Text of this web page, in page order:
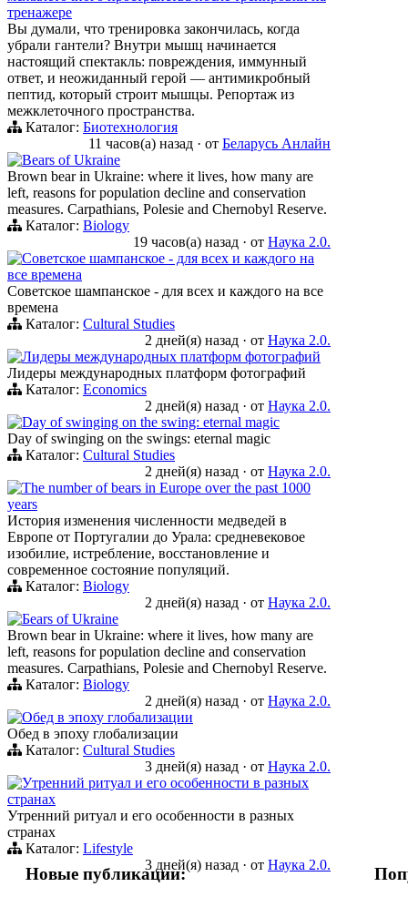
тренажере
Вы думали, что тренировка закончилась, когда
убрали гантели? Внутри мышц начинается
настоящий спектакль: повреждения, иммунный
ответ, и неожиданный герой — антимикробный
пептид, который строит мышцы. Репортаж из
межклеточного пространства.
Каталог: Биотехнология
11 часов(а) назад · от Беларусь Анлайн
Bears of Ukraine
Brown bear in Ukraine: where it lives, how many are
left, reasons for population decline and conservation
measures. Carpathians, Polesie and Chernobyl Reserve.
Каталог: Biology
19 часов(а) назад · от Наука 2.0.
Советское шампанское - для всех и каждого на
все времена
Советское шампанское - для всех и каждого на все
времена
Каталог: Cultural Studies
2 дней(я) назад · от Наука 2.0.
Лидеры международных платформ фотографий
Лидеры международных платформ фотографий
Каталог: Economics
2 дней(я) назад · от Наука 2.0.
Day of swinging on the swing: eternal magic
Day of swinging on the swings: eternal magic
Каталог: Cultural Studies
2 дней(я) назад · от Наука 2.0.
The number of bears in Europe over the past 1000
years
История изменения численности медведей в
Европе от Португалии до Урала: средневековое
изобилие, истребление, восстановление и
современное состояние популяций.
Каталог: Biology
2 дней(я) назад · от Наука 2.0.
Бears of Ukraine
Brown bear in Ukraine: where it lives, how many are
left, reasons for population decline and conservation
measures. Carpathians, Polesie and Chernobyl Reserve.
Каталог: Biology
2 дней(я) назад · от Наука 2.0.
Обед в эпоху глобализации
Обед в эпоху глобализации
Каталог: Cultural Studies
3 дней(я) назад · от Наука 2.0.
Утренний ритуал и его особенности в разных
странах
Утренний ритуал и его особенности в разных
странах
Каталог: Lifestyle
3 дней(я) назад · от Наука 2.0.
Новые публикации: